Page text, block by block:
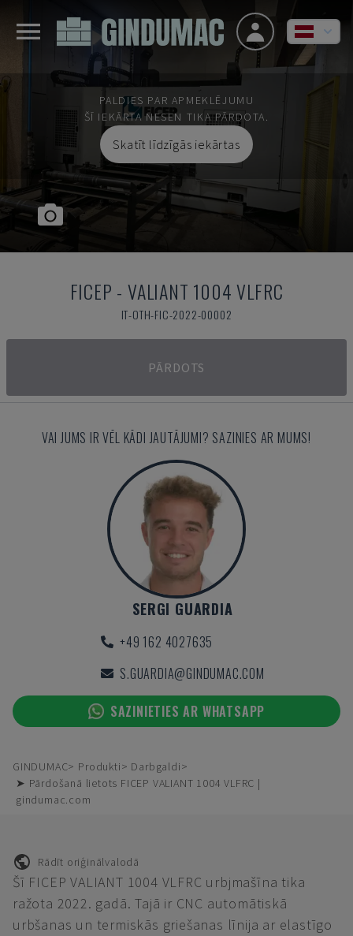
PALDIES PAR APMEKLĒJUMU
ŠĪ IEKĀRTA NESEN TIKA PĀRDOTA.
Skatīt līdzīgās iekārtas
FICEP - VALIANT 1004 VLFRC
IT-OTH-FIC-2022-00002
PĀRDOTS
VAI JUMS IR VĒL KĀDI JAUTĀJUMI? SAZINIES AR MUMS!
SERGI GUARDIA
+49 162 4027635
S.GUARDIA@GINDUMAC.COM
SAZINIETIES AR WHATSAPP
GINDUMAC Produkti
Darbgaldi
➤ Pārdošanā lietots FICEP VALIANT 1004 VLFRC |
gindumac.com
Rādīt oriģinālvalodā
Šī FICEP VALIANT 1004 VLFRC urbjmašīna tika
ražota 2022. gadā. Tajā ir CNC automātiskā
urbšanas un termiskās griešanas līnija ar elastīgo